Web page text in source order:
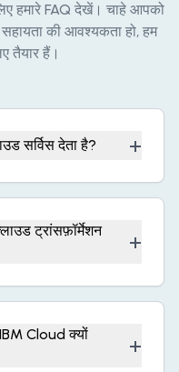
हमारे FAQ देखें। चाहे आपको
की आवश्यकता हो, हम
तैयार हैं।
सर्विस देता है? +
ट्रांसफ़ॉर्मेशन
+
Cloud क्यों
+